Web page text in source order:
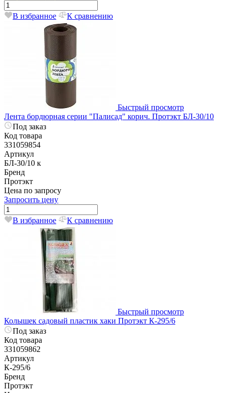
В избранное К сравнению
Быстрый просмотр
Лента бордюрная серии "Палисад" корич. Протэкт БЛ-30/10
Под заказ
Код товара
331059854
Артикул
БЛ-30/10 к
Бренд
Протэкт
Цена по запросу
Запросить цену
В избранное К сравнению
Быстрый просмотр
Колышек садовый пластик хаки Протэкт К-295/6
Под заказ
Код товара
331059862
Артикул
К-295/6
Бренд
Протэкт